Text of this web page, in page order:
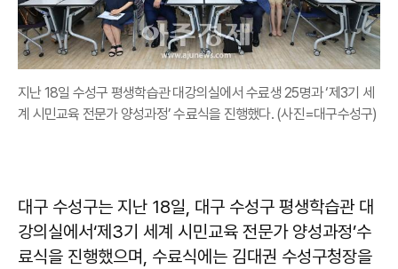
지난 18일 수성구 평생학습관 대강의실에서 수료생 25명과 ‘제3기 세
계 시민교육 전문가 양성과정’ 수료식을 진행했다. (사진=대구수성구)
대구 수성구는 지난 18일, 대구 수성구 평생학습관 대
강의실에서‘제3기 세계 시민교육 전문가 양성과정’수
료식을 진행했으며, 수료식에는 김대권 수성구청장을